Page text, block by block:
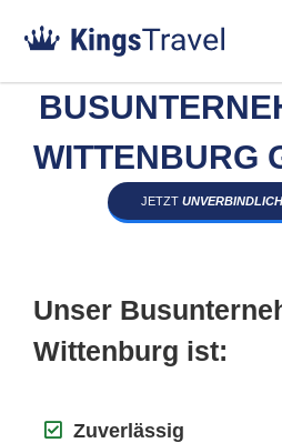
WITTENBURG
JETZT
Unser
Wittenburg ist:
Zuverlässig